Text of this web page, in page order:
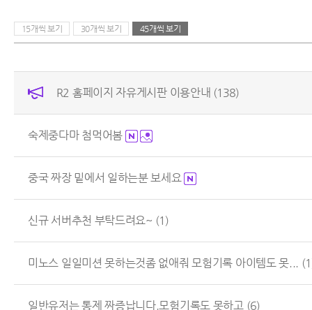
15개씩 보기 30개씩 보기 45개씩 보기
R2 홈페이지 자유게시판 이용안내 (138)
숙제중다마 첨먹어봄
중국 짜장 밑에서 일하는분 보세요
신규 서버추천 부탁드려요~ (1)
미노스 일일미션 못하는것좀 없애줘 모험기록 아이템도 못...
일반유저는 통제 짜증납니다.모험기록도 못하고 (6)